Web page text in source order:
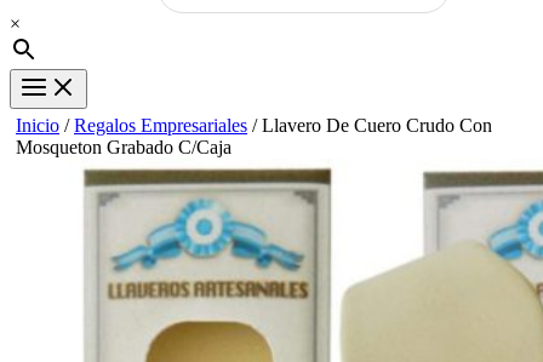
×
Inicio /Regalos Empresariales / Llavero De Cuero Crudo Con
Mosqueton Grabado C/Caja